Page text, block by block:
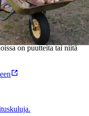
on puutteita tai niitä